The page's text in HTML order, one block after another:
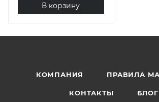
В корзину
КОМПАНИЯ ПРАВИЛА
КОНТАКТЫ БЛОГ